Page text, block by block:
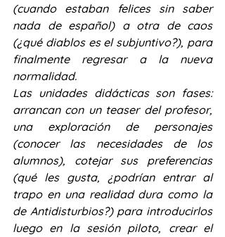
(cuando estaban felices sin saber
nada de español) a otra de caos
(¿qué diablos es el subjuntivo?), para
finalmente regresar a la nueva
normalidad.
Las unidades didácticas son fases:
arrancan con un teaser del profesor,
una exploración de personajes
(conocer las necesidades de los
alumnos), cotejar sus preferencias
(qué les gusta, ¿podrían entrar al
trapo en una realidad dura como la
de Antidisturbios?) para introducirlos
luego en la sesión piloto, crear el